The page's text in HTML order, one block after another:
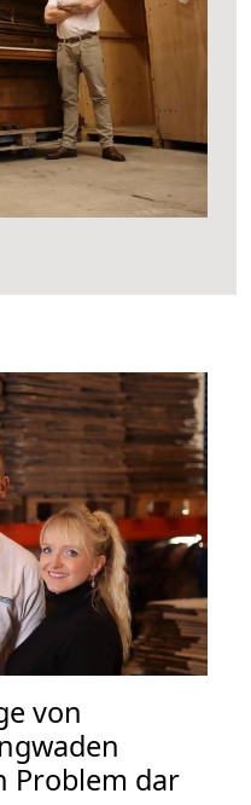
von
Problem dar